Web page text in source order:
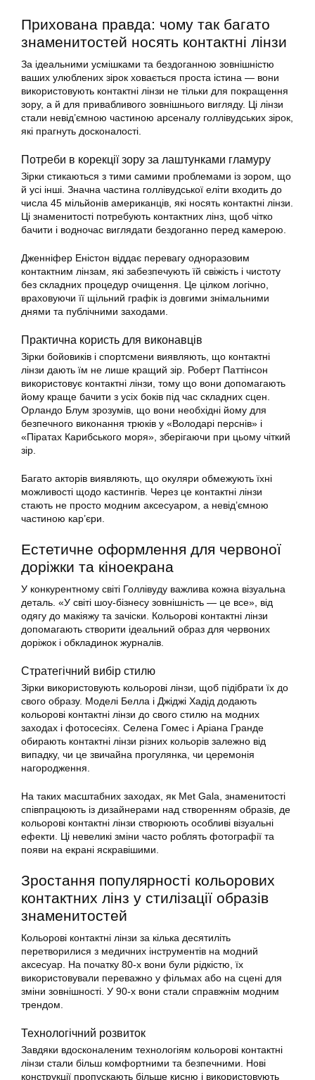
Прихована правда: чому так багато
знаменитостей носять контактні лінзи
За ідеальними усмішками та бездоганною зовнішністю
ваших улюблених зірок ховається проста істина — вони
використовують контактні лінзи не тільки для покращення
зору, а й для привабливого зовнішнього вигляду. Ці лінзи
стали невід’ємною частиною арсеналу голлівудських зірок,
які прагнуть досконалості.
Потреби в корекції зору за лаштунками гламуру
Зірки стикаються з тими самими проблемами із зором, що
й усі інші. Значна частина голлівудської еліти входить до
числа 45 мільйонів американців, які носять контактні лінзи.
Ці знаменитості потребують контактних лінз, щоб чітко
бачити і водночас виглядати бездоганно перед камерою.
Дженніфер Еністон віддає перевагу одноразовим
контактним лінзам, які забезпечують їй свіжість і чистоту
без складних процедур очищення. Це цілком логічно,
враховуючи її щільний графік із довгими знімальними
днями та публічними заходами.
Практична користь для виконавців
Зірки бойовиків і спортсмени виявляють, що контактні
лінзи дають їм не лише кращий зір. Роберт Паттінсон
використовує контактні лінзи, тому що вони допомагають
йому краще бачити з усіх боків під час складних сцен.
Орландо Блум зрозумів, що вони необхідні йому для
безпечного виконання трюків у «Володарі перснів» і
«Піратах Карибського моря», зберігаючи при цьому чіткий
зір.
Багато акторів виявляють, що окуляри обмежують їхні
можливості щодо кастингів. Через це контактні лінзи
стають не просто модним аксесуаром, а невід’ємною
частиною кар’єри.
Естетичне оформлення для червоної
доріжки та кіноекрана
У конкурентному світі Голлівуду важлива кожна візуальна
деталь. «У світі шоу-бізнесу зовнішність — це все», від
одягу до макіяжу та зачіски. Кольорові контактні лінзи
допомагають створити ідеальний образ для червоних
доріжок і обкладинок журналів.
Стратегічний вибір стилю
Зірки використовують кольорові лінзи, щоб підібрати їх до
свого образу. Моделі Белла і Джіджі Хадід додають
кольорові контактні лінзи до свого стилю на модних
заходах і фотосесіях. Селена Гомес і Аріана Гранде
обирають контактні лінзи різних кольорів залежно від
випадку, чи це звичайна прогулянка, чи церемонія
нагородження.
На таких масштабних заходах, як Met Gala, знаменитості
співпрацюють із дизайнерами над створенням образів, де
кольорові контактні лінзи створюють особливі візуальні
ефекти. Ці невеликі зміни часто роблять фотографії та
появи на екрані яскравішими.
Зростання популярності кольорових
контактних лінз у стилізації образів
знаменитостей
Кольорові контактні лінзи за кілька десятиліть
перетворилися з медичних інструментів на модний
аксесуар. На початку 80-х вони були рідкістю, їх
використовували переважно у фільмах або на сцені для
зміни зовнішності. У 90-х вони стали справжнім модним
трендом.
Технологічний розвиток
Завдяки вдосконаленим технологіям кольорові контактні
лінзи стали більш комфортними та безпечними. Нові
конструкції пропускають більше кисню і використовують